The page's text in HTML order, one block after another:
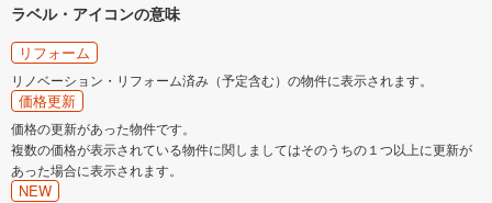
ラベル・アイコンの意味
リフォーム
リノベーション・リフォーム済み（予定含む）の物件に表示されます。
価格更新
価格の更新があった物件です。
複数の価格が表示されている物件に関しましてはそのうちの１つ以上に更新が
あった場合に表示されます。
NEW